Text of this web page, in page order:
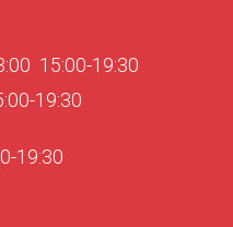
15:00-19:30
19:30
19:30